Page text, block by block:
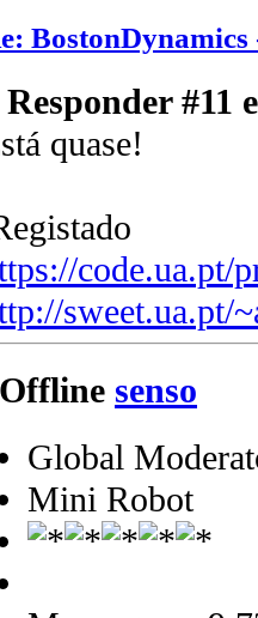
Responder #11
quase!
code.ua.pt/
sweet.ua.pt/
senso
Global
Mini Robot